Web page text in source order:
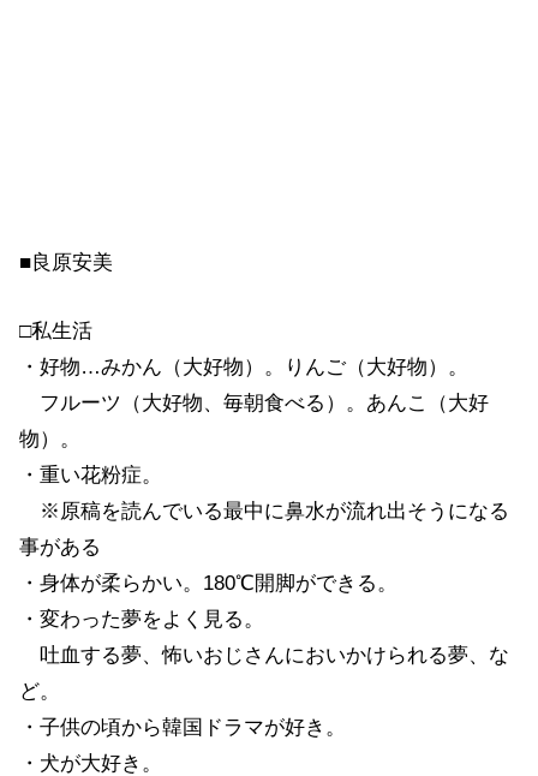
■良原安美
□私生活
・好物…みかん（大好物）。りんご（大好物）。
フルーツ（大好物、毎朝食べる）。あんこ（大好
物）。
・重い花粉症。
※原稿を読んでいる最中に鼻水が流れ出そうになる
事がある
・身体が柔らかい。180℃開脚ができる。
・変わった夢をよく見る。
吐血する夢、怖いおじさんにおいかけられる夢、な
ど。
・子供の頃から韓国ドラマが好き。
・犬が大好き。